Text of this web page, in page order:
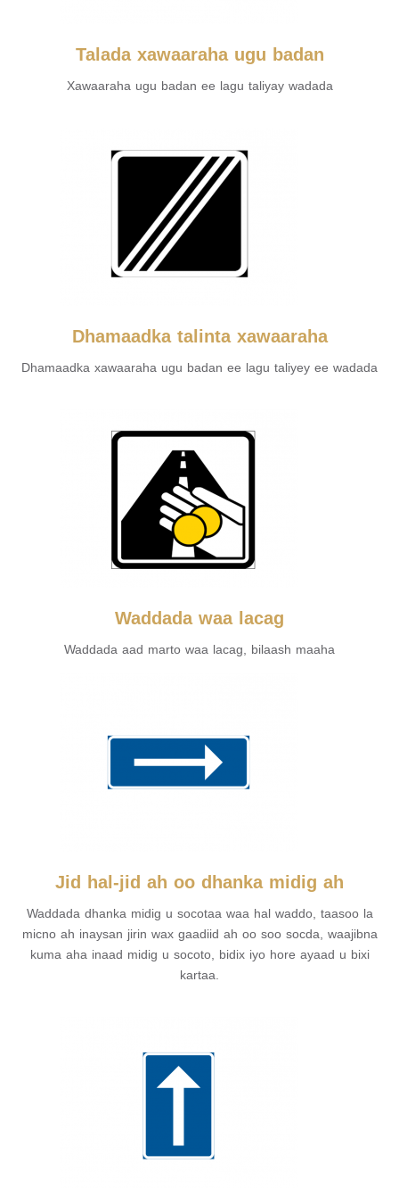
Talada xawaaraha ugu badan
Xawaaraha ugu badan ee lagu taliyay wadada
Dhamaadka talinta xawaaraha
Dhamaadka xawaaraha ugu badan ee lagu taliyey ee wadada
Waddada waa lacag
Waddada aad marto waa lacag, bilaash maaha
Jid hal-jid ah oo dhanka midig ah
Waddada dhanka midig u socotaa waa hal waddo, taasoo la
micno ah inaysan jirin wax gaadiid ah oo soo socda, waajibna
kuma aha inaad midig u socoto, bidix iyo hore ayaad u bixi
kartaa.